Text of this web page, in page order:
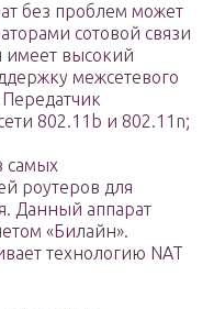
без проблем может
сотовой связи
имеет высокий
межсетевого
Передатчик
802.11b и 802.11n;
самых
роутеров для
Данный аппарат
«Билайн».
технологию NAT